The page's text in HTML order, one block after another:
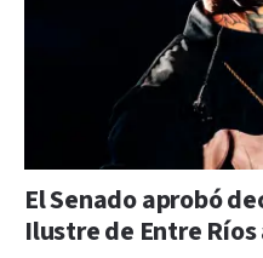
El Senado aprobó
Ilustre de Entre